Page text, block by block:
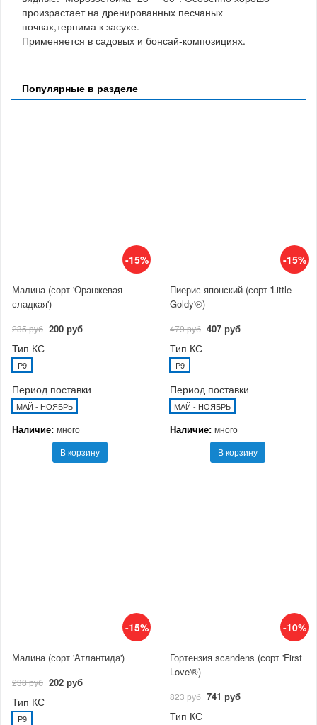
произрастает на дренированных песчаных
почвах,терпима к засухе.
Применяется в садовых и бонсай-композициях.
Популярные в разделе
-15%
Малина (сорт 'Оранжевая
сладкая')
235 руб 200 руб
Тип КС
P9
Период поставки
МАЙ - НОЯБРЬ
Наличие: много
В корзину
-15%
Пиерис японский (сорт 'Little
Goldy'®)
479 руб 407 руб
Тип КС
P9
Период поставки
МАЙ - НОЯБРЬ
Наличие: много
В корзину
-15%
Малина (сорт 'Атлантида')
238 руб 202 руб
Тип КС
P9
-10%
Гортензия scandens (сорт 'First
Love'®)
823 руб 741 руб
Тип КС